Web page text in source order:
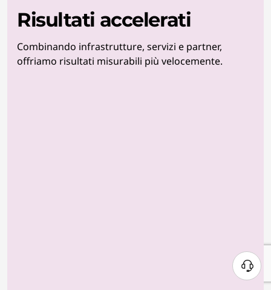
Risultati accelerati
Combinando infrastrutture, servizi e partner,
offriamo risultati misurabili più velocemente.